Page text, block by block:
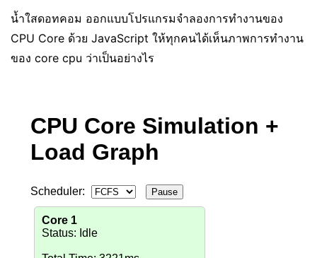
น้ำใสดอทคอม ออกแบบโปรแกรมจำลองการทำงานของ
CPU Core ด้วย JavaScript ให้ทุกคนได้เห็นภาพการทำงาน
ของ core cpu ว่าเป็นอย่างไร